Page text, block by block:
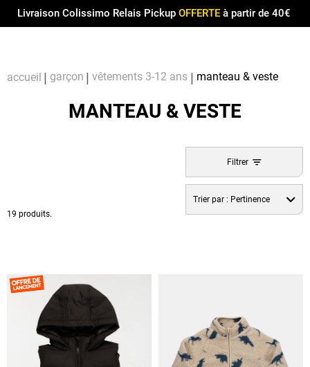
Livraison Colissimo Relais Pickup OFFERTEà partir de 40€
accueil garçon vêtements 3-12 ans manteau & veste
MANTEAU & VESTE
19 produits.
Filtrer
Trier par : Pertinence